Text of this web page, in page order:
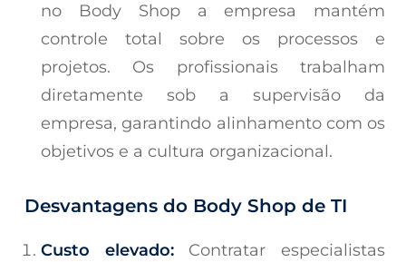
no Body Shop a empresa mantém
controle total sobre os processos e
projetos. Os profissionais trabalham
diretamente sob a supervisão da
empresa, garantindo alinhamento com os
objetivos e a cultura organizacional.
Desvantagens do Body Shop de TI
Custo elevado:Contratar especialistas